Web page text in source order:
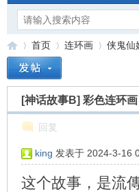
»
首页
›
连环画
›
侠鬼仙
[神话故事B] 彩色连环
回复
king 发表于 2024-3-16
这个故事，是流